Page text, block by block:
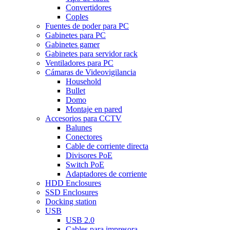
Convertidores
Coples
Fuentes de poder para PC
Gabinetes para PC
Gabinetes gamer
Gabinetes para servidor rack
Ventiladores para PC
Cámaras de Videovigilancia
Household
Bullet
Domo
Montaje en pared
Accesorios para CCTV
Balunes
Conectores
Cable de corriente directa
Divisores PoE
Switch PoE
Adaptadores de corriente
HDD Enclosures
SSD Enclosures
Docking station
USB
USB 2.0